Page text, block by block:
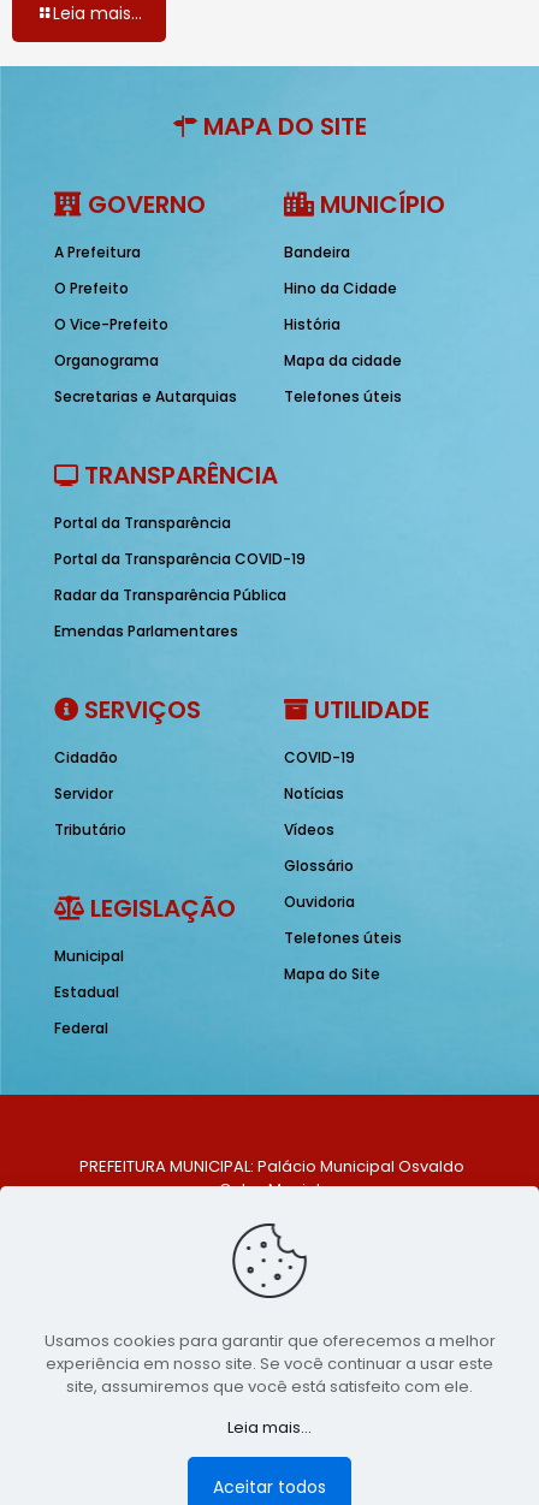
Leia mais...
MAPA DO SITE
GOVERNO
A Prefeitura
O Prefeito
O Vice-Prefeito
Organograma
Secretarias e Autarquias
MUNICÍPIO
Bandeira
Hino da Cidade
História
Mapa da cidade
Telefones úteis
TRANSPARÊNCIA
Portal da Transparência
Portal da Transparência COVID-19
Radar da Transparência Pública
Emendas Parlamentares
SERVIÇOS
Cidadão
Servidor
Tributário
LEGISLAÇÃO
Municipal
Estadual
Federal
UTILIDADE
COVID-19
Notícias
Vídeos
Glossário
Ouvidoria
Telefones úteis
Mapa do Site
PREFEITURA MUNICIPAL: Palácio Municipal Osvaldo
Celso Maciel
Centro, São Bento do Una - PE. CEP: 553370-128
TELEFONE: (81) 99548-1569
E-MAIL: ouvidoria@saobentodouna.pe.gov.br
Copyright 2021-2026 - Assessoria de Comunicação da
Prefeitura de São Bento do Una - PE
publicidadeLumusWeb - Agência Digital
Usamos cookies para garantir que oferecemos a melhor
experiência em nosso site. Se você continuar a usar este
site, assumiremos que você está satisfeito com ele.
Leia mais...
Aceitar todos